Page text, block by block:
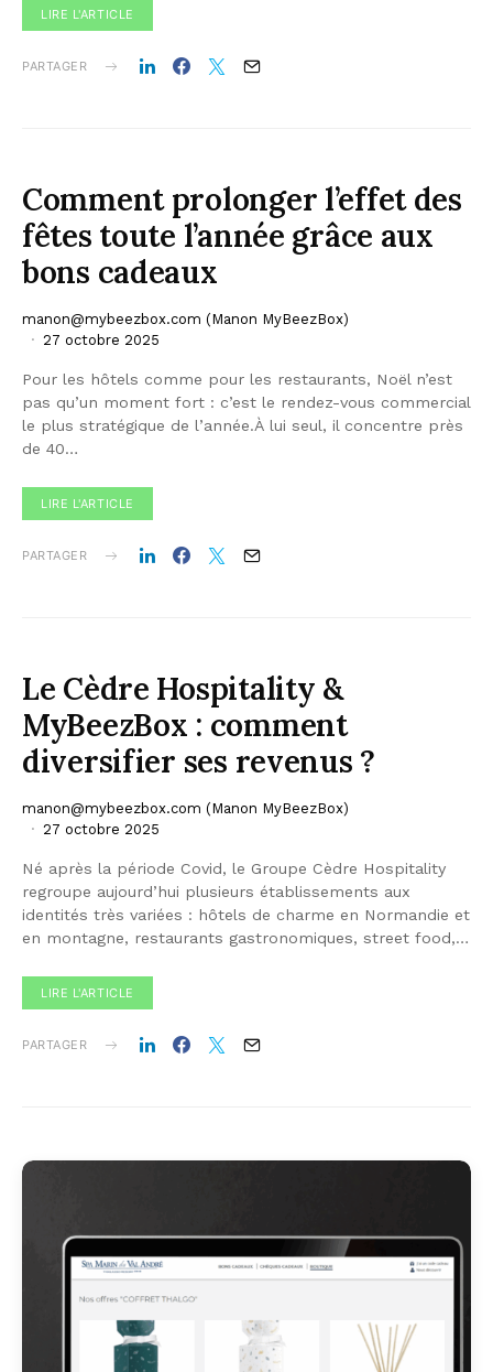
LIRE L'ARTICLE
PARTAGER
Comment prolonger l’effet des
fêtes toute l’année grâce aux
bons cadeaux
manon@mybeezbox.com (Manon MyBeezBox)
27 octobre 2025
Pour les hôtels comme pour les restaurants, Noël n’est
pas qu’un moment fort : c’est le rendez-vous commercial
le plus stratégique de l’année.À lui seul, il concentre près
de 40…
LIRE L'ARTICLE
PARTAGER
Le Cèdre Hospitality &
MyBeezBox : comment
diversifier ses revenus ?
manon@mybeezbox.com (Manon MyBeezBox)
27 octobre 2025
Né après la période Covid, le Groupe Cèdre Hospitality
regroupe aujourd’hui plusieurs établissements aux
identités très variées : hôtels de charme en Normandie et
en montagne, restaurants gastronomiques, street food,…
LIRE L'ARTICLE
PARTAGER